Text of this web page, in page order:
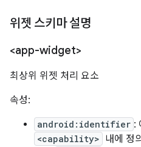
위젯 스키마 설명
<app-widget>
최상위 위젯 처리 요소
속성:
android:identifier :
<capability> 내에 정